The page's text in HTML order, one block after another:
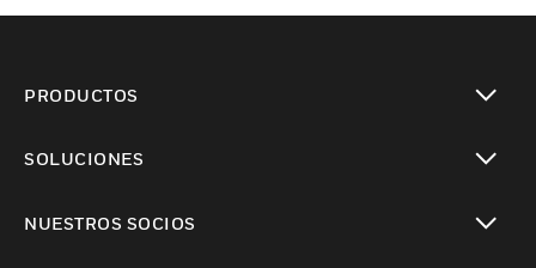
PRODUCTOS
SOLUCIONES
NUESTROS SOCIOS